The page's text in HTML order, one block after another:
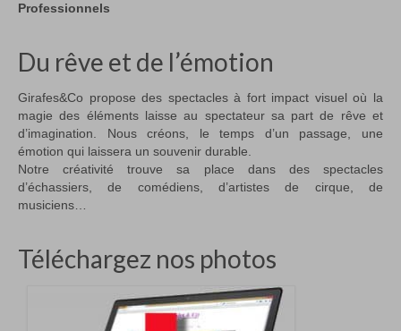
Professionnels
Du rêve et de l’émotion
Girafes&Co propose des spectacles à fort impact visuel où la
magie des éléments laisse au spectateur sa part de rêve et
d’imagination. Nous créons, le temps d’un passage, une
émotion qui laissera un souvenir durable.
Notre créativité trouve sa place dans des spectacles
d’échassiers, de comédiens, d’artistes de cirque, de
musiciens…
Téléchargez nos photos